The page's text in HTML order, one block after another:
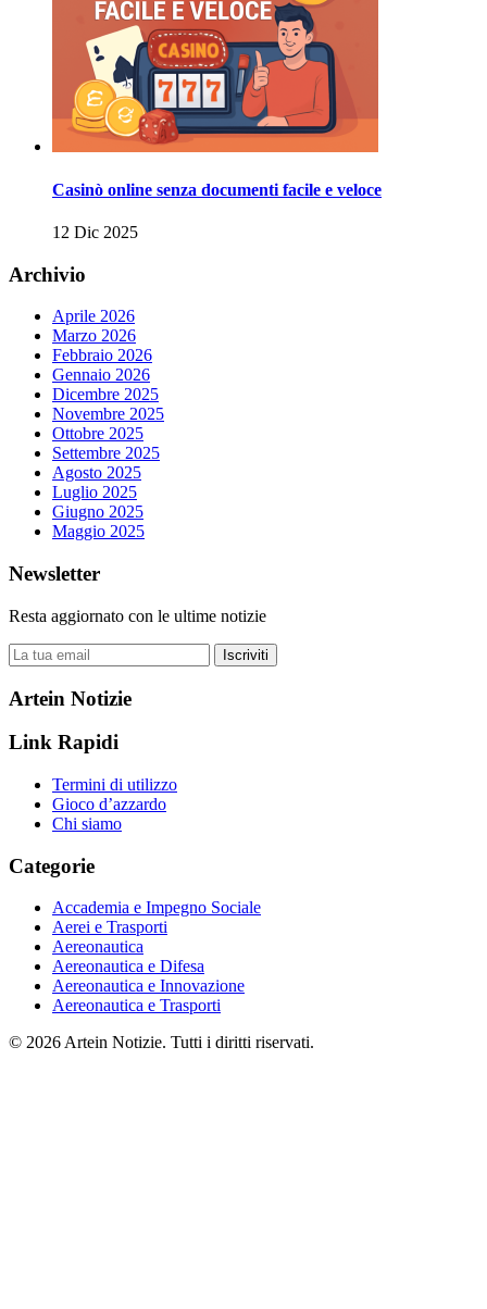
Casinò online senza documenti facile e veloce
12 Dic 2025
Archivio
Aprile 2026
Marzo 2026
Febbraio 2026
Gennaio 2026
Dicembre 2025
Novembre 2025
Ottobre 2025
Settembre 2025
Agosto 2025
Luglio 2025
Giugno 2025
Maggio 2025
Newsletter
Resta aggiornato con le ultime notizie
Iscriviti
Artein Notizie
Link Rapidi
Termini di utilizzo
Gioco d’azzardo
Chi siamo
Categorie
Accademia e Impegno Sociale
Aerei e Trasporti
Aereonautica
Aereonautica e Difesa
Aereonautica e Innovazione
Aereonautica e Trasporti
© 2026 Artein Notizie. Tutti i diritti riservati.